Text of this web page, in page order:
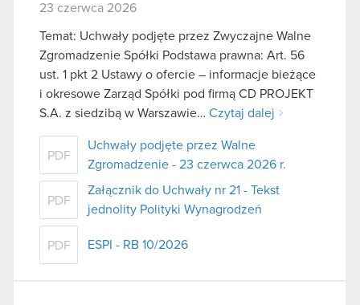
23 czerwca 2026
Temat: Uchwały podjęte przez Zwyczajne Walne
Zgromadzenie Spółki Podstawa prawna: Art. 56
ust. 1 pkt 2 Ustawy o ofercie – informacje bieżące
i okresowe Zarząd Spółki pod firmą CD PROJEKT
S.A. z siedzibą w Warszawie… Czytaj dalej
PDF
Uchwały podjęte przez Walne
Zgromadzenie - 23 czerwca 2026 r.
PDF
Załącznik do Uchwały nr 21 - Tekst
jednolity Polityki Wynagrodzeń
PDF ESPI - RB 10/2026